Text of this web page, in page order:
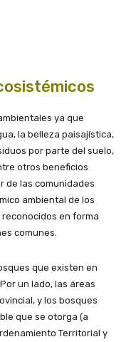
ya que
la belleza paisajística,
por parte del suelo,
otros beneficios
de las comunidades
ambiental de los
en forma
comunes.
que existen en
un lado, las áreas
y los bosques
que se otorga (a
Territorial y